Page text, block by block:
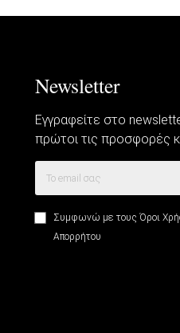
Newsletter
Εγγραφείτε στο
πρώτοι τις προσφορές
Συμφωνώ με τους Όροι
Απορρήτου